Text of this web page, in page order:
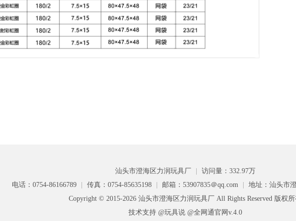
汕头市澄海区力润玩具厂
访问量：332.97万
电话：0754-86166789
传真：0754-85635198 邮箱：53907835＠qq.com
地址：汕头市
Copyright © 2015-2026 汕头市澄海区力润玩具厂 All Rights Reserved 版权
技术支持 @玩具说 @全网通官网v.4.0